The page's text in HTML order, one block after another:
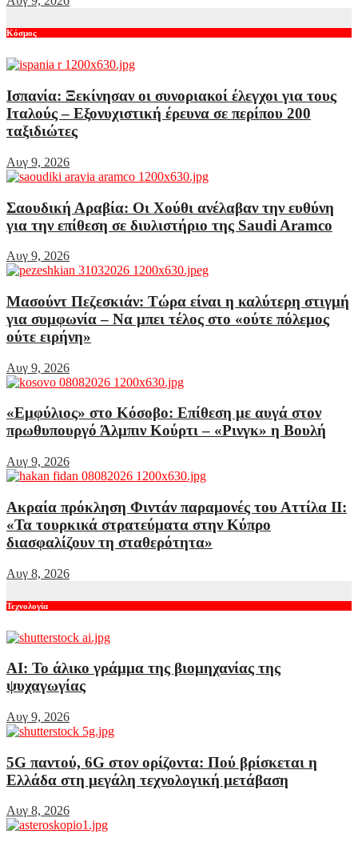
Κόσμος
Ισπανία: Ξεκίνησαν οι συνοριακοί έλεγχοι για τους
Ιταλούς – Εξονυχιστική έρευνα σε περίπου 200
ταξιδιώτες
Αυγ 9, 2026
Σαουδική Αραβία: Οι Χούθι ανέλαβαν την ευθύνη
για την επίθεση σε διυλιστήριο της Saudi Aramco
Αυγ 9, 2026
Μασούντ Πεζεσκιάν: Τώρα είναι η καλύτερη στιγμή
για συμφωνία – Να μπει τέλος στο «ούτε πόλεμος
ούτε ειρήνη»
Αυγ 9, 2026
«Εμφύλιος» στο Κόσοβο: Επίθεση με αυγά στον
πρωθυπουργό Άλμπιν Κούρτι – «Ρινγκ» η Βουλή
Αυγ 9, 2026
Ακραία πρόκληση Φιντάν παραμονές του Αττίλα ΙΙ:
«Τα τουρκικά στρατεύματα στην Κύπρο
διασφαλίζουν τη σταθερότητα»
Αυγ 8, 2026
Τεχνολογία
AI: Το άλικο γράμμα της βιομηχανίας της
ψυχαγωγίας
Αυγ 9, 2026
5G παντού, 6G στον ορίζοντα: Πού βρίσκεται η
Ελλάδα στη μεγάλη τεχνολογική μετάβαση
Αυγ 8, 2026